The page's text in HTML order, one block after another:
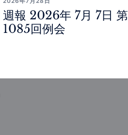
週報 2026年 7月 7日 第
1085回例会